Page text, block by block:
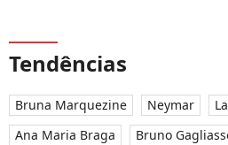
Tendências
Bruna Marquezine Neymar
Ana Maria Braga
Bruno